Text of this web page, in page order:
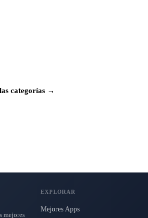
categorías →
mejores
EXPLORAR
Mejores Apps